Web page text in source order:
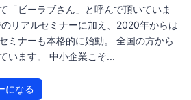
「ビーラブさん」と呼んで頂いていま
リアルセミナーに加え、2020年からは
ミナーも本格的に始動。 全国の方から
います。 中小企業こそ...
になる